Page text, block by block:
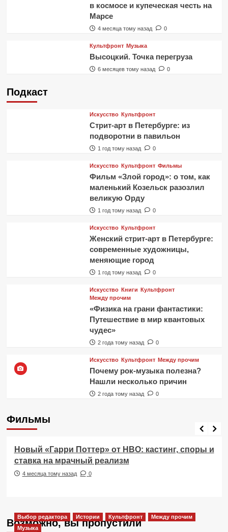
в космосе и купеческая честь на
Марсе
4 месяца тому назад 0
Культфронт Музыка
Высоцкий. Точка перегруза
6 месяцев тому назад 0
Подкаст
Искусство Культфронт
Стрит-арт в Петербурге: из
подворотни в павильон
1 год тому назад 0
Искусство Культфронт Фильмы
Фильм «Злой город»: о том, как
маленький Козельск разозлил
великую Орду
1 год тому назад 0
Искусство Культфронт
Женский стрит-арт в Петербурге:
современные художницы,
меняющие город
1 год тому назад 0
Искусство Книги
Культфронт
Между прочим
«Физика на грани фантастики:
Путешествие в мир квантовых
чудес»
2 года тому назад 0
Искусство Культфронт Между прочим
Почему рок-музыка полезна?
Нашли несколько причин
2 года тому назад 0
Фильмы
Фильмы
Новый «Гарри Поттер» от HBO: кастинг, споры и
ставка на мрачный реализм
4 месяца тому назад 0
Возможно, вы пропустили
Выбор редактора Истории Культфронт
Между прочим
Музыка